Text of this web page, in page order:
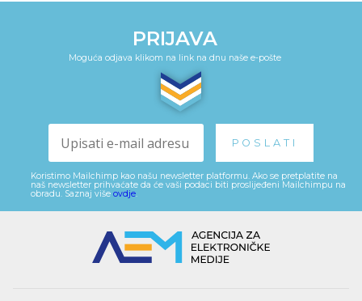
PRIJAVA
Moguća odjava klikom na link na dnu naše e-pošte
Koristimo Mailchimp kao našu newsletter platformu. Ako se pretplatite na
naš newsletter prihvaćate da će vaši podaci biti proslijeđeni Mailchimpu na
obradu. Saznaj više ovdje.